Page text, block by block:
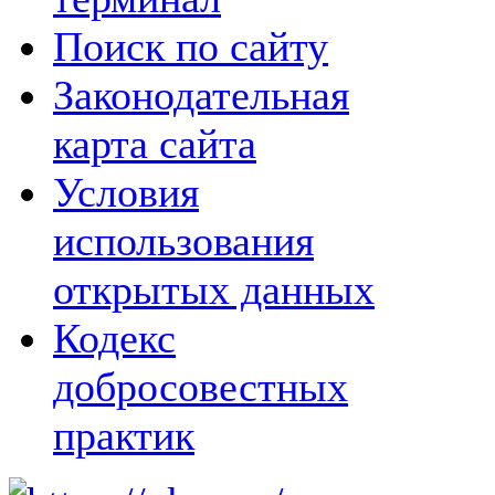
Поиск по сайту
Законодательная
карта сайта
Условия
использования
открытых данных
Кодекс
добросовестных
практик